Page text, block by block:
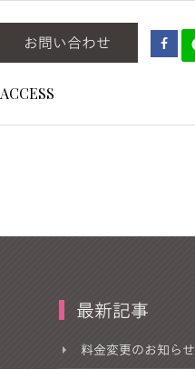
お問い合わせ
ACCESS
最新記事
料金変更のお知らせ